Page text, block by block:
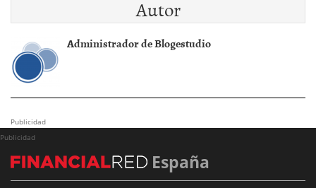
Autor
Administrador de Blogestudio
Publicidad
Publicidad
España